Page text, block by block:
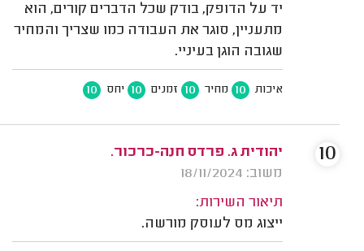
יד על הדופק, בודק שכל הדברים קורים, הוא
מתעניין, סוגר את העבודה כמו שצריך והמחיר
שגובה הוגן בעיניי.
איכות 10 מחיר 10 זמנים 10 יחס 10
יהודית ג. פרדס חנה-כרכור.
משוב: 18/11/2024
תיאור השירות:
ייצוג מס לעוסק מורשה.
10